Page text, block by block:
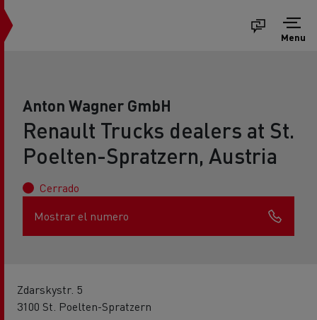
Menu
Anton Wagner GmbH
Renault Trucks dealers at St.
Poelten-Spratzern, Austria
Cerrado
Mostrar el numero
Zdarskystr. 5
3100 St. Poelten-Spratzern